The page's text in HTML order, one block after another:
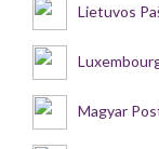
Lietuvos
Magyar